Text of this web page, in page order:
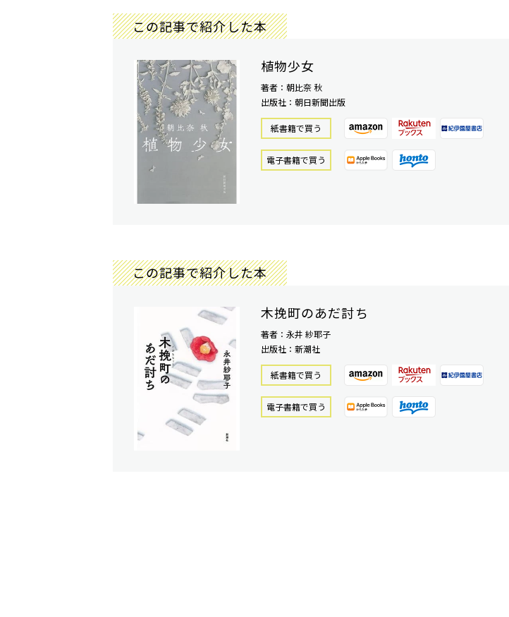
この記事で紹介した本
植物少女
著者：朝比奈 秋
出版社：朝日新聞出版
紙書籍で買う
電⼦書籍で買う
この記事で紹介した本
木挽町のあだ討ち
著者：永井 紗耶子
出版社：新潮社
紙書籍で買う
電⼦書籍で買う